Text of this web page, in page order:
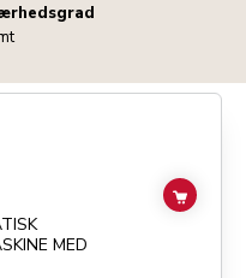
med kaffekværn details page
MED
ADD